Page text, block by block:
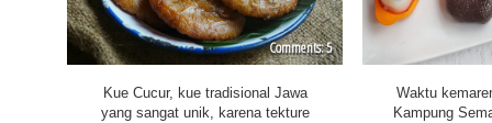
Kue Cucur, kue tradisional Jawa
yang sangat unik, karena tekture
5
Waktu
Kampung